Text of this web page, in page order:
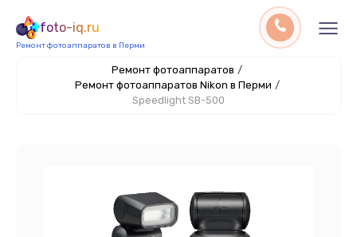
foto-iq.ru
Ремонт фотоаппаратов в Перми
Ремонт фотоаппаратов /
Ремонт фотоаппаратов Nikon в Перми /
Speedlight SB-500